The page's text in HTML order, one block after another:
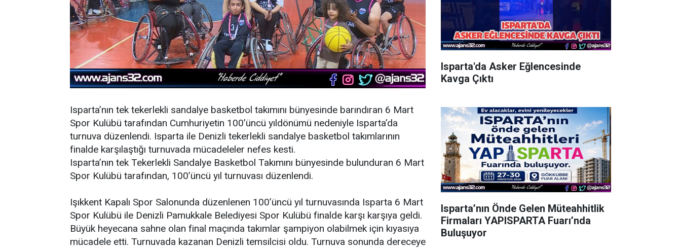
Isparta’nın tek tekerlekli sandalye basketbol takımını bünyesinde barındıran 6 Mart
Spor Kulübü tarafından Cumhuriyetin 100’üncü yıldönümü nedeniyle Isparta’da
turnuva düzenlendi. Isparta ile Denizli tekerlekli sandalye basketbol takımlarının
finalde karşılaştığı turnuvada mücadeleler nefes kesti.
Isparta’nın tek Tekerlekli Sandalye Basketbol Takımını bünyesinde bulunduran 6 Mart
Spor Kulübü tarafından, 100’üncü yıl turnuvası düzenlendi.
Işıkkent Kapalı Spor Salonunda düzenlenen 100’üncü yıl turnuvasında Isparta 6 Mart
Spor Kulübü ile Denizli Pamukkale Belediyesi Spor Kulübü finalde karşı karşıya geldi.
Büyük heyecana sahne olan final maçında takımlar şampiyon olabilmek için kıyasıya
mücadele etti. Turnuvada kazanan Denizli temsilcisi oldu. Turnuva sonunda dereceye
Isparta'da Asker Eğlencesinde
Kavga Çıktı
Isparta’nın Önde Gelen Müteahhitlik
Firmaları YAPISPARTA Fuarı’nda
Buluşuyor